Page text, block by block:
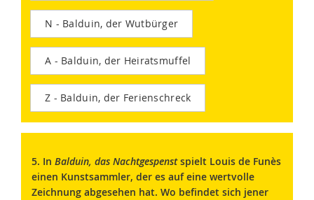
N - Balduin, der Wutbürger
A - Balduin, der Heiratsmuffel
Z - Balduin, der Ferienschreck
5. In Balduin, das Nachtgespenstspielt Louis de Funès
einen Kunstsammler, der es auf eine wertvolle
Zeichnung abgesehen hat. Wo befindet sich jener